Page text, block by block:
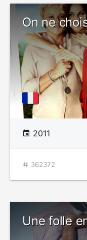
On ne
2011
362372
Une folle